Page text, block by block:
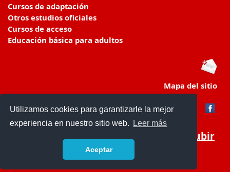
Utilizamos cookies para garantizarle la mejor
experiencia en nuestro sitio web.
Leer más
Aceptar
Cursos de adaptación
Otros estudios oficiales
Cursos de acceso
Educación básica para adultos
Mapa del sitio
Subir